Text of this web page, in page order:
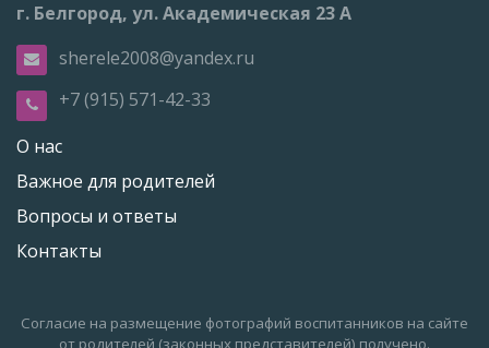
г. Белгород, ул. Академическая 23 А
sherele2008@yandex.ru
+7 (915) 571-42-33
О нас
Важное для родителей
Вопросы и ответы
Контакты
Согласие на размещение фотографий воспитанников на сайте
от родителей (законных представителей) получено.